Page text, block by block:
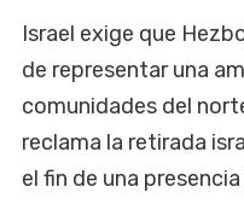
Israel exige que
de representar una
comunidades del
reclama la retirada
el fin de una